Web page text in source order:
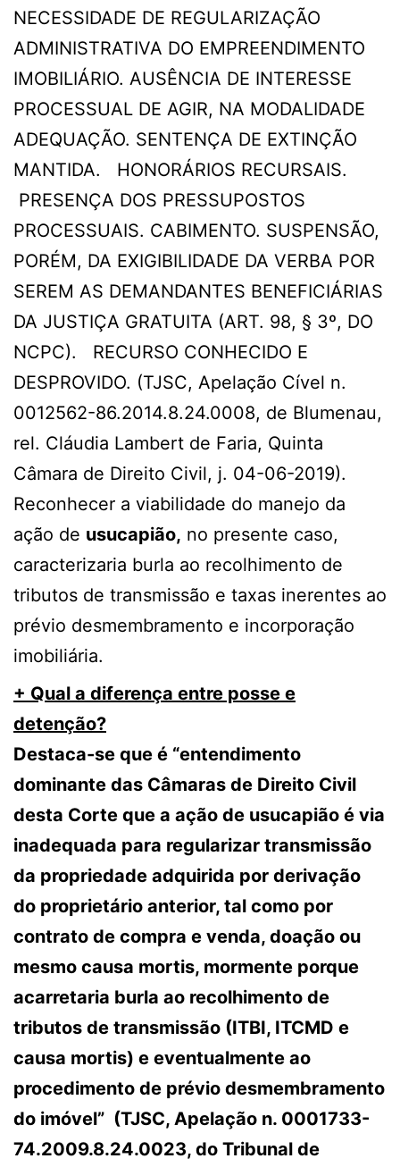
NECESSIDADE DE REGULARIZAÇÃO
ADMINISTRATIVA DO EMPREENDIMENTO
IMOBILIÁRIO. AUSÊNCIA DE INTERESSE
PROCESSUAL DE AGIR, NA MODALIDADE
ADEQUAÇÃO. SENTENÇA DE EXTINÇÃO
MANTIDA. HONORÁRIOS RECURSAIS.
PRESENÇA DOS PRESSUPOSTOS
PROCESSUAIS. CABIMENTO. SUSPENSÃO,
PORÉM, DA EXIGIBILIDADE DA VERBA POR
SEREM AS DEMANDANTES BENEFICIÁRIAS
DA JUSTIÇA GRATUITA (ART. 98, § 3º, DO
NCPC). RECURSO CONHECIDO E
DESPROVIDO. (TJSC, Apelação Cível n.
0012562-86.2014.8.24.0008, de Blumenau,
rel. Cláudia Lambert de Faria, Quinta
Câmara de Direito Civil, j. 04-06-2019).
Reconhecer a viabilidade do manejo da
ação de usucapião, no presente caso,
caracterizaria burla ao recolhimento de
tributos de transmissão e taxas inerentes ao
prévio desmembramento e incorporação
imobiliária.
+ Qual a diferença entre posse e
detenção?
Destaca-se que é “entendimento
dominante das Câmaras de Direito Civil
desta Corte que a ação de usucapião é via
inadequada para regularizar transmissão
da propriedade adquirida por derivação
do proprietário anterior, tal como por
contrato de compra e venda, doação ou
mesmo causa mortis, mormente porque
acarretaria burla ao recolhimento de
tributos de transmissão (ITBI, ITCMD e
causa mortis) e eventualmente ao
procedimento de prévio desmembramento
do imóvel” (TJSC, Apelação n. 0001733-
74.2009.8.24.0023, do Tribunal de